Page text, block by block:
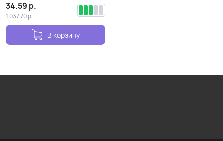
34.59 р.
1 037.70р.
В корзину